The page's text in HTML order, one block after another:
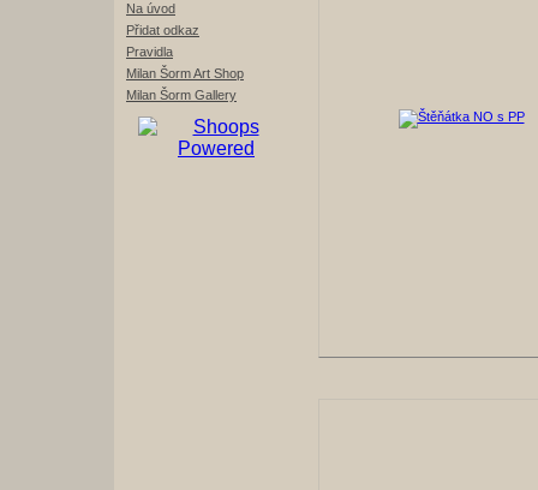
Na úvod
Přidat odkaz
Pravidla
Milan Šorm Art Shop
Milan Šorm Gallery